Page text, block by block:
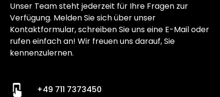
Unser Team steht jederzeit für Ihre Fragen zur
Verfügung. Melden Sie sich über unser
Kontaktformular, schreiben Sie uns eine E-Mail oder
rufen einfach an! Wir freuen uns darauf, Sie
kennenzulernen.
+49 711 7373450